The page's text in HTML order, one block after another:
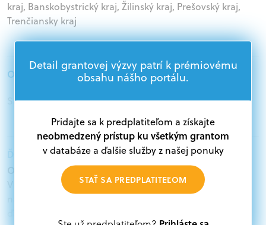
kraj, Banskobystrický kraj, Žilinský kraj, Prešovský kraj,
Trenčiansky kraj
Oprávnení žiadatelia:
Samospráva, Podnikatelia, Mimovládne organizácie
Ďalšie informácie:
Oprávnení žiadatelia:
V databáze grantov a dotácií na portáli Grantexpert.sk
Detail grantovej výzvy patrí k prémiovému
obsahu nášho portálu.
Pridajte sa k predplatiteľom a získajte
neobmedzený prístup ku všetkým grantom
v databáze a ďalšie služby z našej ponuky
STAŤ SA PREDPLATITEĽOM